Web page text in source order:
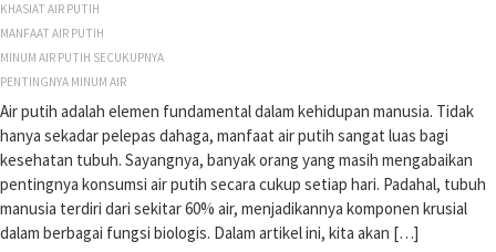
KHASIAT AIR PUTIH
MANFAAT AIR PUTIH
MINUM AIR PUTIH SECUKUPNYA
PENTINGNYA MINUM AIR
Air putih adalah elemen fundamental dalam kehidupan manusia. Tidak
hanya sekadar pelepas dahaga, manfaat air putih sangat luas bagi
kesehatan tubuh. Sayangnya, banyak orang yang masih mengabaikan
pentingnya konsumsi air putih secara cukup setiap hari. Padahal, tubuh
manusia terdiri dari sekitar 60% air, menjadikannya komponen krusial
dalam berbagai fungsi biologis. Dalam artikel ini, kita akan […]